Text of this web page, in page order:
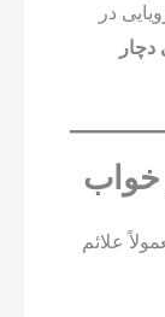
در
خواب
علائم